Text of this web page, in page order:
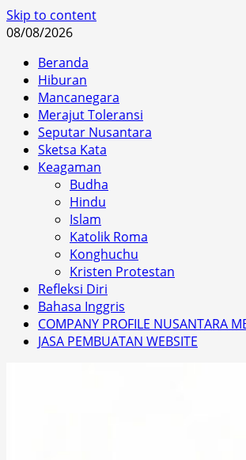
Skip to content
08/08/2026
Beranda
Hiburan
Mancanegara
Merajut Toleransi
Seputar Nusantara
Sketsa Kata
Keagaman
Budha
Hindu
Islam
Katolik Roma
Konghuchu
Kristen Protestan
Refleksi Diri
Bahasa Inggris
COMPANY PROFILE NUSANTARA
JASA PEMBUATAN WEBSITE